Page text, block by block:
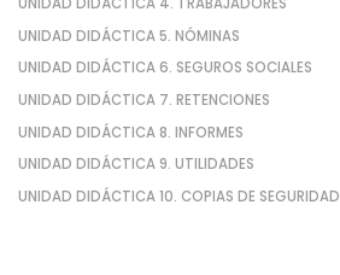
UNIDAD DIDÁCTICA 4. TRABAJADORES
UNIDAD DIDÁCTICA 5. NÓMINAS
UNIDAD DIDÁCTICA 6. SEGUROS SOCIALES
UNIDAD DIDÁCTICA 7. RETENCIONES
UNIDAD DIDÁCTICA 8. INFORMES
UNIDAD DIDÁCTICA 9. UTILIDADES
UNIDAD DIDÁCTICA 10. COPIAS DE SEGURIDAD